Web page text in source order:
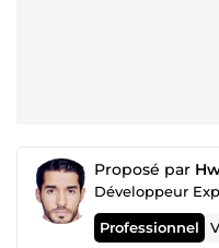
Proposé par
Professionnel